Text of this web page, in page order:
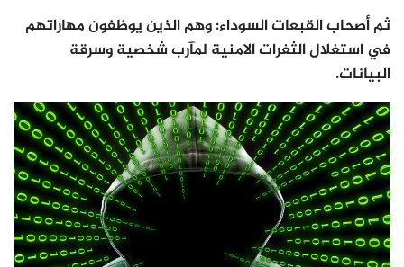
ثم أصحاب القبعات السوداء: وهم الذين يوظفون مهاراتهم
في استغلال الثغرات الامنية لمآرب شخصية وسرقة
البيانات.